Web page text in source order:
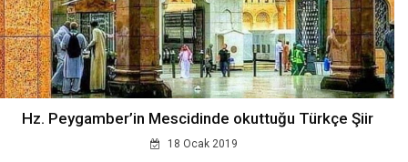
Hz. Peygamber’in Mescidinde okuttuğu Türkçe Şiir
18 Ocak 2019